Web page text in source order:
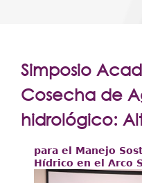
Simposio
Cosecha de
hidrológico:
para el Manejo
Hídrico en el Arco